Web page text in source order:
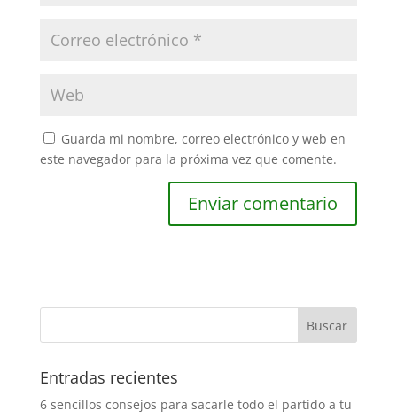
Guarda mi nombre, correo electrónico y web en
este navegador para la próxima vez que comente.
Entradas recientes
6 sencillos consejos para sacarle todo el partido a tu